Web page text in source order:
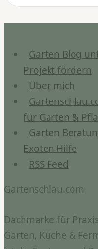
Garten Blog
Projekt fördern
Über mich
für Garten &
Garten
Exoten Hilfe
RSS Feed
Gartenschlau.com
Dachmarke für
Garten, Küche &